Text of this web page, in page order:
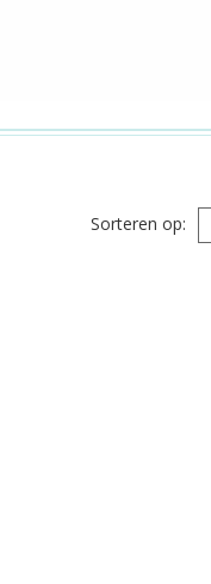
Sorteren op